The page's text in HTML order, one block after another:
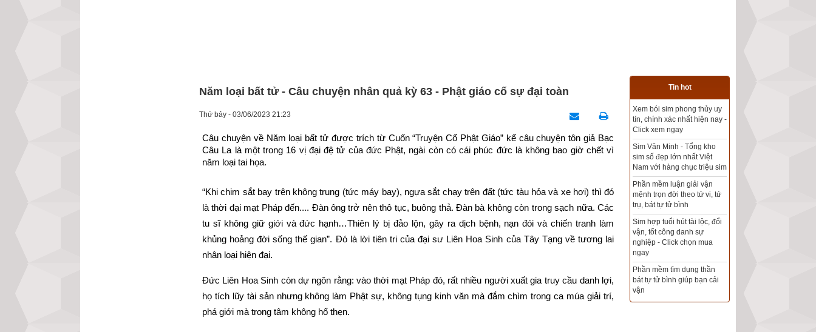
Năm loại bất tử - Câu chuyện nhân quả kỳ 63 - Phật giáo cố sự đại toàn
Thứ bảy - 03/06/2023 21:23
Câu chuyện về Năm loại bất tử được trích từ Cuốn “Truyện Cổ Phật Giáo” kể câu chuyện tôn giả Bạc
Câu La là một trong 16 vị đại đệ tử của đức Phật, ngài còn có cái phúc đức là không bao giờ chết vì
năm loại tai họa.
“Khi chim sắt bay trên không trung (tức máy bay), ngựa sắt chạy trên đất (tức tàu hỏa và xe hơi) thì đó
là thời đại mạt Pháp đến.... Đàn ông trở nên thô tục, buông thả. Đàn bà không còn trong sạch nữa. Các
tu sĩ không giữ giới và đức hạnh…Thiên lý bị đảo lộn, gây ra dịch bệnh, nạn đói và chiến tranh làm
khủng hoảng đời sống thế gian”. Đó là lời tiên tri của đại sư Liên Hoa Sinh của Tây Tạng về tương lai
nhân loại hiện đại.
Đức Liên Hoa Sinh còn dự ngôn rằng: vào thời mạt Pháp đó, rất nhiều người xuất gia truy cầu danh lợi,
họ tích lũy tài sản nhưng không làm Phật sự, không tụng kinh văn mà đắm chìm trong ca múa giải trí,
phá giới mà trong tâm không hổ thẹn.
Tin hot
tín, chính xác nhất hiện nay -
Sim Văn Minh - Tổng kho
sim số đẹp lớn nhất Việt
mệnh trọn đời theo tử vi, tứ
trụ, bát tự tử bình
Sim hợp tuổi hút tài lộc, đổi
nghiệp - Click chọn mua
bát tự tử bình giúp bạn cải
Tổng kho sim phong thủy -
Sim hợp tuổi - Sim hợp
Xem bói sim phong thủy
theo khoa học tử vi, tứ trụ
chính xác nhất
Mua sim Thần tài, Thần tài
theo bạn! Giao sim miễn phí
Xem ngày đẹp - chọn ngày
tốt khởi sự theo kinh dịch
chính xác nhất
Tổng Kho Sim Năm sinh 0x -
9x - 8x -7x -6x giá rẻ nhất thị
trường - Click xem ngay